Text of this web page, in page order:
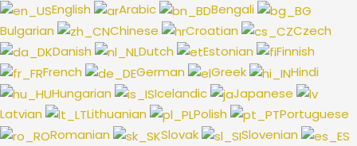
English
Arabic
Bengali
Bulgarian
Chinese Croatian
Czech
Danish
Dutch Estonian
Finnish
French
German Greek
Hindi
Hungarian
Icelandic
Japanese
Latvian
Lithuanian Polish
Portuguese
Romanian
Slovak
Slovenian